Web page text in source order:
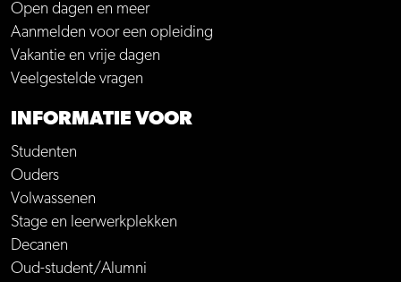
Open dagen en meer
Aanmelden voor een opleiding
Vakantie en vrije dagen
Veelgestelde vragen
INFORMATIE VOOR
Studenten
Ouders
Volwassenen
Stage en leerwerkplekken
Decanen
Oud-student/Alumni